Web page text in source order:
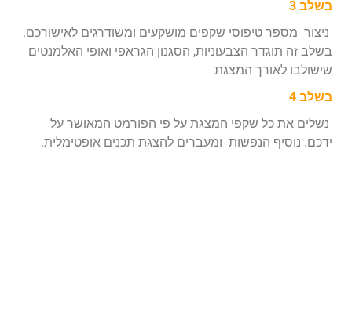
בשלב 3
ניצור מספר טיפוסי שקפים מושקעים ומשודרגים לאישורכם.
בשלב זה תוגדר הצבעוניות, הסגנון הגראפי ואופי האלמנטים
שישולבו לאורך המצגת
בשלב 4
נשלים את כל שקפי המצגת על פי הפורמט המאושר על
ידכם. נוסיף הנפשות ומעברים להצגת תכנים אופטימלית.